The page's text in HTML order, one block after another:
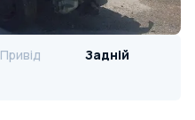
Привід
Задній